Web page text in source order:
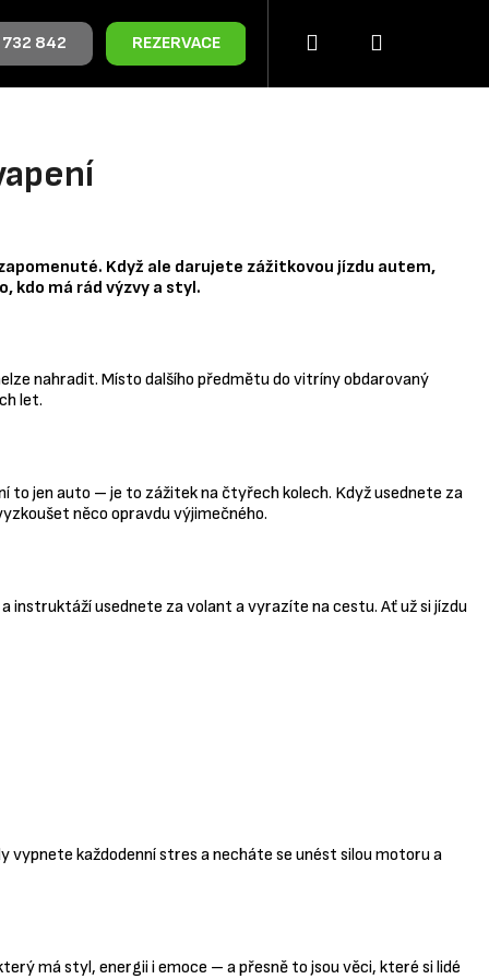
842 REZERVACE Přihlášení
košík
Když ale darujete zážitkovou jízdu autem,
kdo má rád výzvy a styl.
nahradit. Místo dalšího předmětu do vitríny obdarovaný
let.
to jen auto – je to zážitek na čtyřech kolech. Když usednete za
něco opravdu výjimečného.
instruktáží usednete za volant a vyrazíte na cestu. Ať už si jízdu
vypnete každodenní stres a necháte se unést silou motoru a
má styl, energii i emoce – a přesně to jsou věci, které si lidé